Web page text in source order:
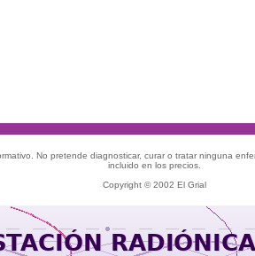
No pretende diagnosticar, curar o tratar ninguna
incluido en los precios.
Copyright © 2002 El Grial